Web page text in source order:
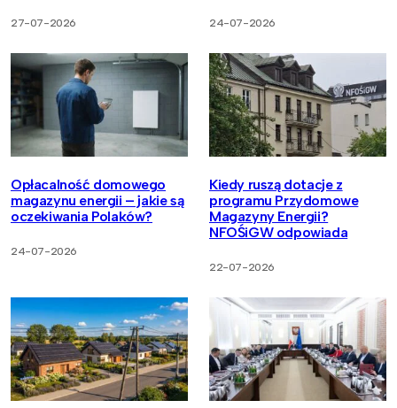
27-07-2026 24-07-2026
Opłacalność domowego
magazynu energii – jakie są
oczekiwania Polaków?
24-07-2026
Kiedy ruszą dotacje z
programu Przydomowe
Magazyny Energii?
NFOŚiGW odpowiada
22-07-2026